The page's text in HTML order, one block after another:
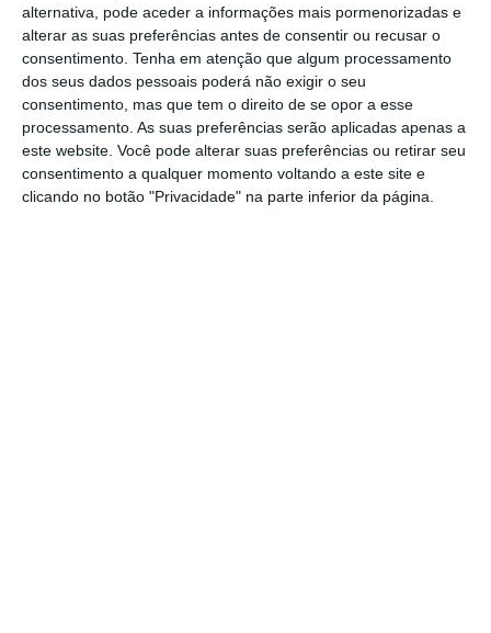
alternativa, pode aceder a informações mais pormenorizadas e
alterar as suas preferências antes de consentir ou recusar o
consentimento. Tenha em atenção que algum processamento
dos seus dados pessoais poderá não exigir o seu
consentimento, mas que tem o direito de se opor a esse
processamento. As suas preferências serão aplicadas apenas a
este website. Você pode alterar suas preferências ou retirar seu
consentimento a qualquer momento voltando a este site e
clicando no botão "Privacidade" na parte inferior da página.
Estrada Nacional 10, entre a rotunda do
Infantado e Pegões está a cortar a via.
O camião entrou em despiste, ficando com a
carga a ocupar praticamente as duas vias, o
que obrigou a GNR a cortar o trânsito,
sobretudo a veículos pesados.